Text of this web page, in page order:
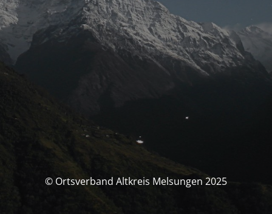
© Ortsverband Altkreis Melsungen 2025